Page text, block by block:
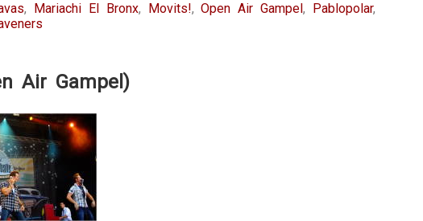
, Mariachi El Bronx, Movits!,Open Air Gampel, Pablopolar,
Air Gampel)